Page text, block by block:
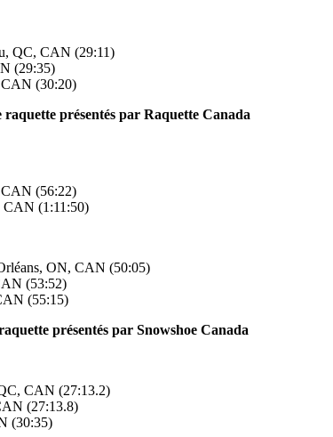
QC, CAN (29:11)
(29:35)
(30:20)
présentés par Raquette Canada
(56:22)
CAN (1:11:50)
ON, CAN (50:05)
(53:52)
(55:15)
présentés par Snowshoe Canada
CAN (27:13.2)
(27:13.8)
(30:35)